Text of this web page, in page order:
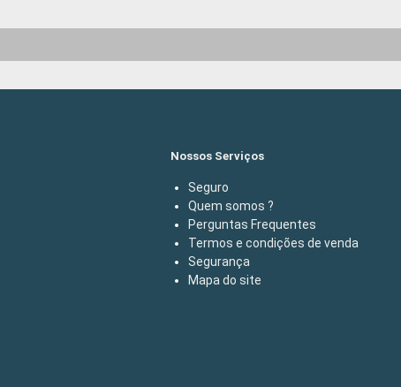
Nossos Serviços
Seguro
Quem somos ?
Perguntas Frequentes
Termos e condições de venda
Segurança
Mapa do site